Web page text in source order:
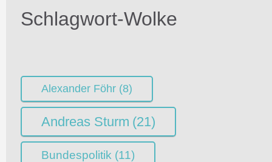
Schlagwort-Wolke
Alexander Föhr (8)
Andreas Sturm (21)
Bundespolitik (11)